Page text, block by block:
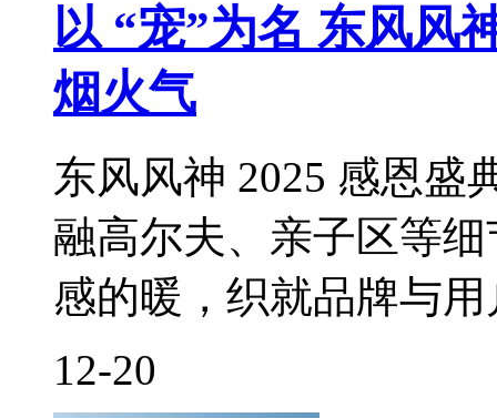
以 “宠”为名 东风风
烟火气
东风风神 2025 感恩盛
融高尔夫、亲子区等
感的暖，织就品牌与
12-20